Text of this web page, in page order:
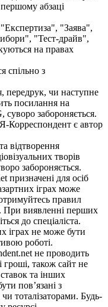
абзаці
"Заява",
"Тест-драйв",
на правах
спільно з
передрук, чи наступне
посилання на
суворо забороняється.
Корреспондент є автор
відтворення
творів
забороняється.
призначені для осіб
іграх може
правил
При виявленні перших
до спеціаліста.
іграх не може бути
роботі.
не проводить
гроші, також сайт не
та інших
пов’язані з
тоталізаторами. Будь-